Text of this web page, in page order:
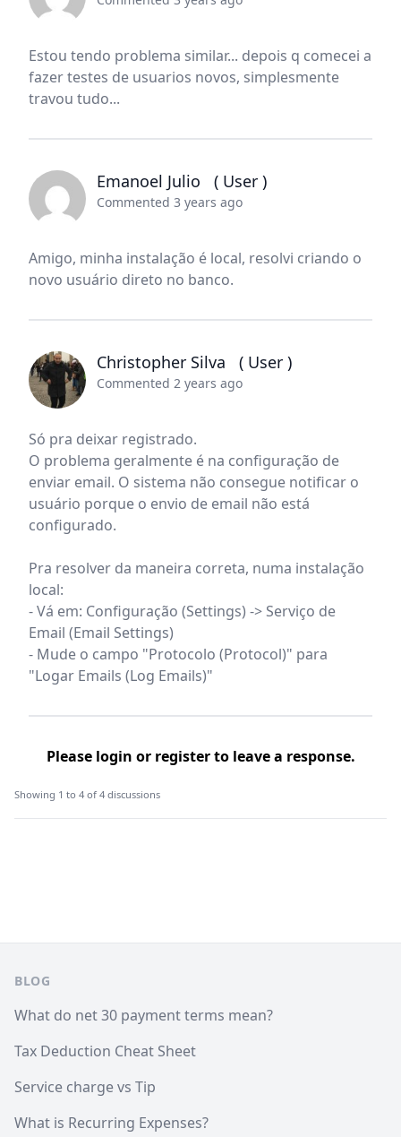
Estou tendo problema similar... depois q comecei a
fazer testes de usuarios novos, simplesmente
travou tudo...
Emanoel Julio ( User )
Commented 3 years ago
Amigo, minha instalação é local, resolvi criando o
novo usuário direto no banco.
Christopher Silva ( User )
Commented 2 years ago
Só pra deixar registrado.
O problema geralmente é na configuração de
enviar email. O sistema não consegue notificar o
usuário porque o envio de email não está
configurado.
Pra resolver da maneira correta, numa instalação
local:
- Vá em: Configuração (Settings) -> Serviço de
Email (Email Settings)
- Mude o campo "Protocolo (Protocol)" para
"Logar Emails (Log Emails)"
Please login or registerto leave a response.
Showing 1 to 4 of 4 discussions
BLOG
What do net 30 payment terms mean?
Tax Deduction Cheat Sheet
Service charge vs Tip
What is Recurring Expenses?